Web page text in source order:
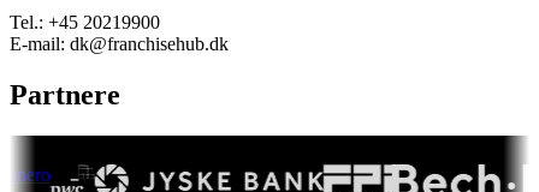
Tel.: +45 20219900
E-mail: dk@franchisehub.dk
Partnere